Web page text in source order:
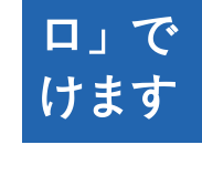
ロ」で
けます